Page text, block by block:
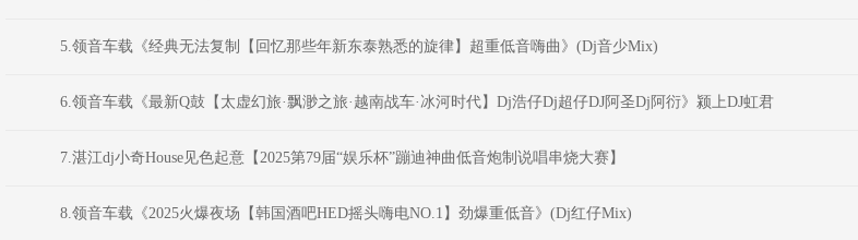
5.领音车载《经典无法复制【回忆那些年新东泰熟悉的旋律】超重低音嗨曲》(Dj音少Mix)
6.领音车载《最新Q鼓【太虚幻旅·飘渺之旅·越南战车·冰河时代】Dj浩仔Dj超仔DJ阿圣Dj阿衍》颍上DJ虹君
7.湛江dj小奇House见色起意【2025第79届“娱乐杯”蹦迪神曲低音炮制说唱串烧大赛】
8.领音车载《2025火爆夜场【韩国酒吧HED摇头嗨电NO.1】劲爆重低音》(Dj红仔Mix)